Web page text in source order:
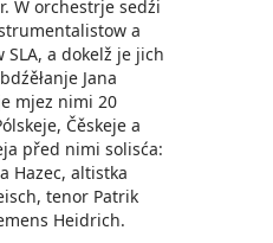
W orchestrje sedźi
a
a dokelž je jich
Jana
mjez nimi 20
Čěskeje a
před nimi solisća:
Hazec, altistka
tenor Patrik
Heidrich.